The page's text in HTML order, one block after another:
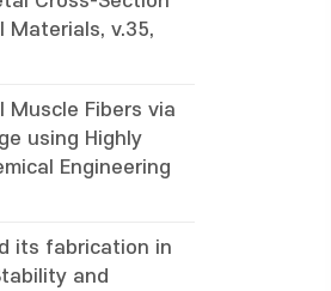
Materials, v.35,
Muscle Fibers via
using Highly
Engineering
its fabrication in
and